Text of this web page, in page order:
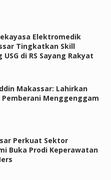
Elektromedik
Tingkatkan Skill
di RS Sayang Rakyat
Makassar: Lahirkan
Pemberani Menggenggam
Perkuat Sektor
Buka Prodi Keperawatan